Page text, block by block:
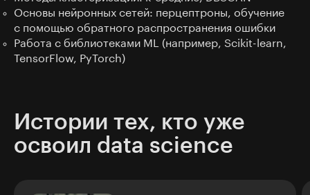
Основы нейронных сетей: перцептроны, обучение
с помощью обратного распространения ошибки
Работа с библиотеками ML (например, Scikit-learn,
TensorFlow, PyTorch)
Истории тех, кто уже
освоил data science